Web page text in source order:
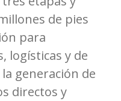
de pies
para
logísticas y de
generación de
directos y